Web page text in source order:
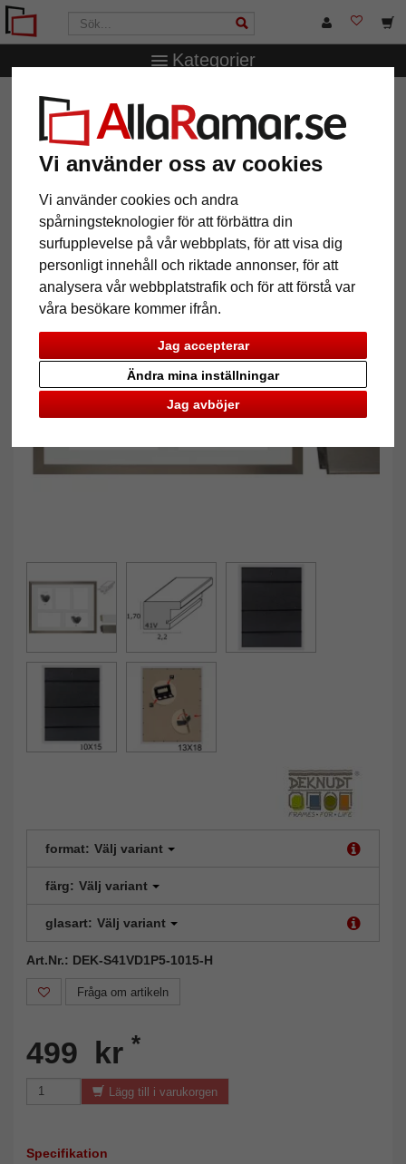
Vi använder oss av cookies
Vi använder cookies och andra
spårningsteknologier för att förbättra din
surfupplevelse på vår webbplats, för att visa dig
personligt innehåll och riktade annonser, för att
analysera vår webbplatstrafik och för att förstå var
våra besökare kommer ifrån.
Jag accepterar
Jag avböjer
Ändra mina inställningar
Kategorier
AllaRamar.se Märken
bilder
Lucas galleriram för 5 bilder
format: Välj variant
färg: Välj variant
glasart: Välj variant
Art.Nr.: DEK-S41VD1P5-1015-H
Fråga om artikeln
499 kr *
Lägg till i varukorgen
Specifikation